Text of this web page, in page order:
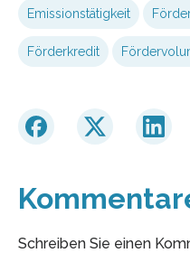
Emissionstätigkeit
Förderkredit
Schreiben Sie einen